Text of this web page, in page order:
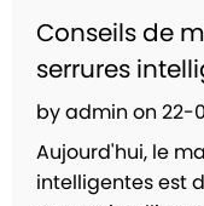
Conseils de
serrures
by admin on 22-
Aujourd'hui, le
intelligentes est